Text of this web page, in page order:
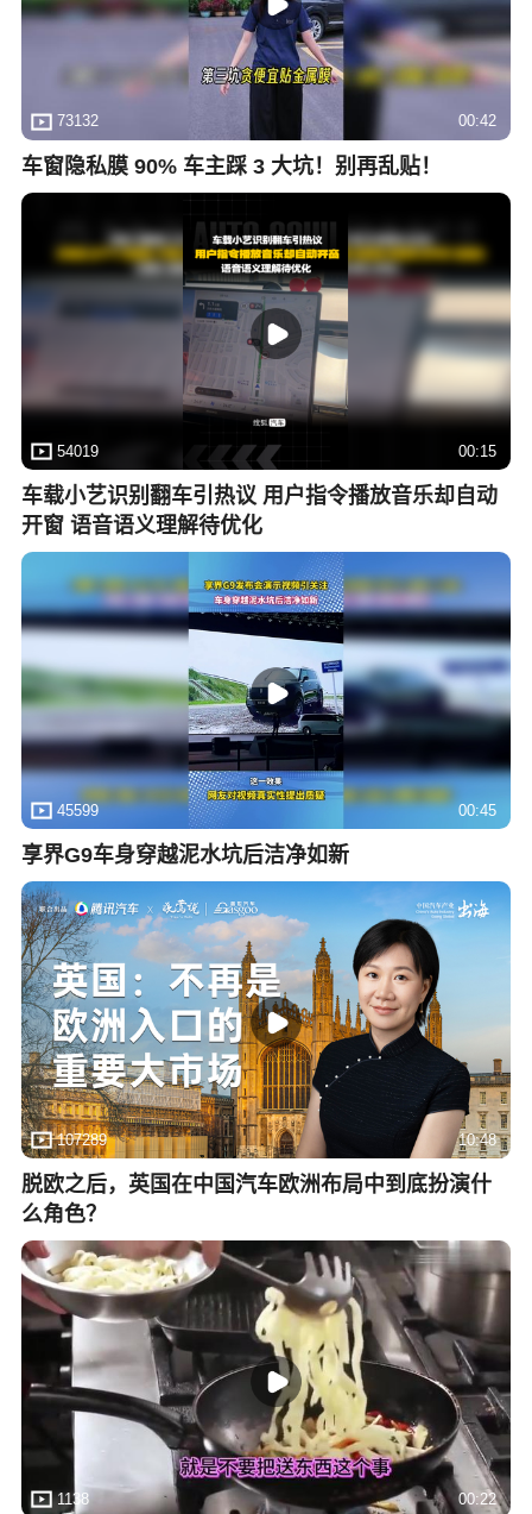
73132 00:42
车窗隐私膜 90% 车主踩 3 大坑！别再乱贴！
54019 00:15
车载小艺识别翻车引热议 用户指令播放音乐却自动
开窗 语音语义理解待优化
45599 00:45
享界G9车身穿越泥水坑后洁净如新
107289 10:48
脱欧之后，英国在中国汽车欧洲布局中到底扮演什
么角色？
1138 00:22